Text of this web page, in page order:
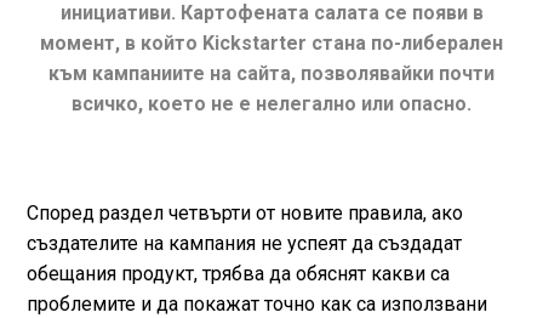
инициативи. Картофената салата се появи в
момент, в който Kickstarter стана по-либерален
към кампаниите на сайта, позволявайки почти
всичко, което не е нелегално или опасно.
Според раздел четвърти от новите правила, ако
създателите на кампания не успеят да създадат
обещания продукт, трябва да обяснят какви са
проблемите и да покажат точно как са използвани